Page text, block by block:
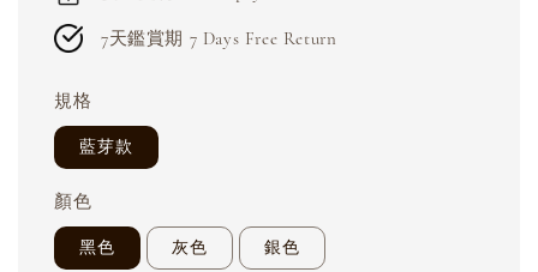
7天鑑賞期 7 Days Free Return
規格
藍芽款
顏色
黑色 灰色 銀色